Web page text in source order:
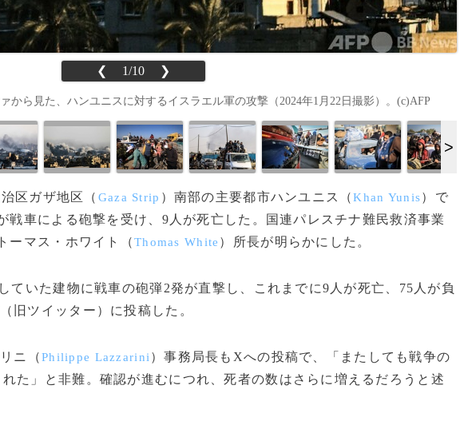
❮ 1/10 ❯
から見た、ハンユニスに対するイスラエル軍の攻撃（2024年1月22日撮影）。(c)AFP
区ガザ地区（ Gaza Strip ）南部の主要都市ハンユニス（Khan Yunis）で
戦車による砲撃を受け、9人が死亡した。国連パレスチナ難民救済事業
ーマス・ホワイト（Thomas White ）所長が明らかにした。
いた建物に戦車の砲弾2発が直撃し、これまでに9人が死亡、75人が負
旧ツイッター）に投稿した。
ニ（Philippe Lazzarini ）事務局長もXへの投稿で、「またしても戦争の
た」と非難。確認が進むにつれ、死者の数はさらに増えるだろうと述